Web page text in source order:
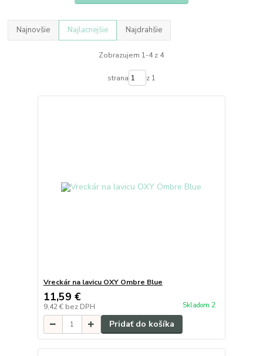
Najnovšie Najlacnejšie Najdrahšie
Zobrazujem 1-4 z 4
strana z 1
Vreckár na lavicu OXY Ombre Blue
11,59 €
9,42 € bez DPH Skladom 2
Pridať do košíka